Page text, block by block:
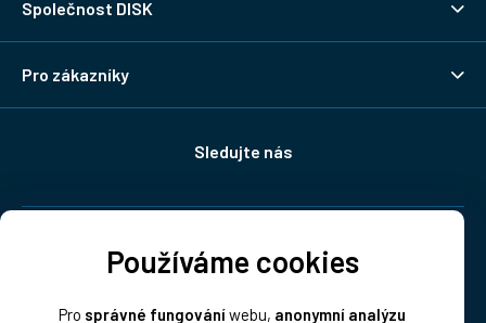
Používáme cookies
Pro správné fungováníwebu, anonymní analýzu
Společnost DISK
Pro zákazníky
Sledujte nás